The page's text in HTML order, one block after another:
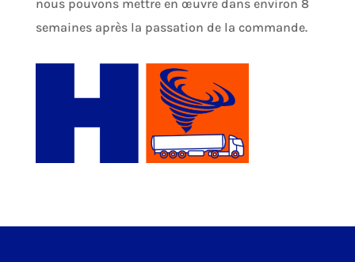
nous pouvons mettre en œuvre dans environ 8
semaines après la passation de la commande.